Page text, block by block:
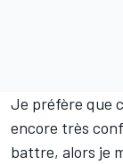
Je préfère que
encore très
battre, alors je